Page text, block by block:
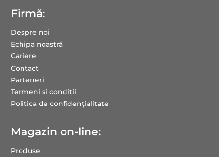
Firmă:
Despre noi
Echipa noastră
Cariere
Contact
Parteneri
Termeni și condiții
Politica de confidențialitate
Magazin on-line:
Produse